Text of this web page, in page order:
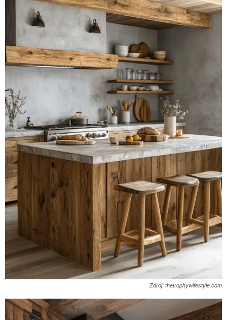
Zdroj: thetrophywifestyle.com